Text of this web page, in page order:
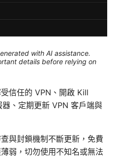
with AI assistance.
details before relying on
信任的 VPN、開啟 Kill
、定期更新 VPN 客戶端與
與封鎖機制不斷更新，免費
弱，切勿使用不知名或無法